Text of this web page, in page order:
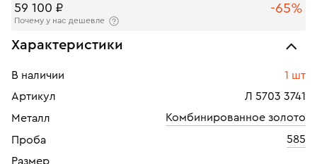
59 100 ₽ -65%
Почему у нас дешевле
Характеристики
В наличии
1 шт
Артикул
Л 5703 3741
Металл
Комбинированное золото
Проба
585
Размер